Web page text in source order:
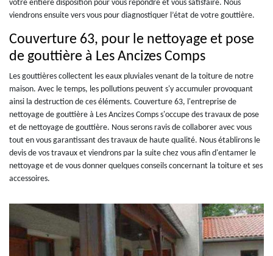
votre entière disposition pour vous répondre et vous satisfaire. Nous
viendrons ensuite vers vous pour diagnostiquer l’état de votre gouttière.
Couverture 63, pour le nettoyage et pose
de gouttière à Les Ancizes Comps
Les gouttières collectent les eaux pluviales venant de la toiture de notre
maison. Avec le temps, les pollutions peuvent s'y accumuler provoquant
ainsi la destruction de ces éléments. Couverture 63, l'entreprise de
nettoyage de gouttière à Les Ancizes Comps s'occupe des travaux de pose
et de nettoyage de gouttière. Nous serons ravis de collaborer avec vous
tout en vous garantissant des travaux de haute qualité. Nous établirons le
devis de vos travaux et viendrons par la suite chez vous afin d'entamer le
nettoyage et de vous donner quelques conseils concernant la toiture et ses
accessoires.